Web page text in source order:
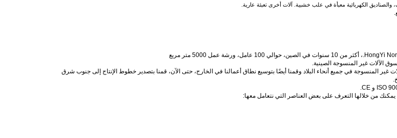
والصناديق الكهربائية معبأة في علب خشبية. آلات أخرى تعبئة عارية.
10 سلاسل من الآلات غير المنسوجة في جميع أنحاء البلاد وقمنا أيضًا بتوسيع نطاق أعمالنا في الخارج، حتى الآن، قمنا بتصدير خطوط الإنتاج إلى جنوب شرق
يمكنك من خلالها التعرف على بعض العناصر التي نتعامل معها: